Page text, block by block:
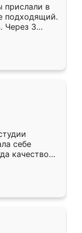
прислали в
подходящий.
Через 3
Остались
себе
качеством
уже почти